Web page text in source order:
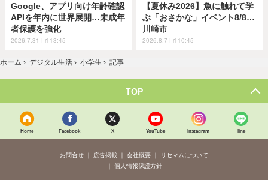
Google、アプリ向け年齢確認
APIを年内に世界展開…未成年
者保護を強化
2026.7.31 Fri 13:45
【夏休み2026】魚に触れて学
ぶ「おさかな」イベント8/8…
川崎市
2026.8.7 Fri 10:45
ホーム › デジタル生活 › 小学生 › 記事
TOP
Home Facebook X YouTube Instagram line
お問合せ 広告掲載 会社概要
リセマムについて
個人情報保護方針